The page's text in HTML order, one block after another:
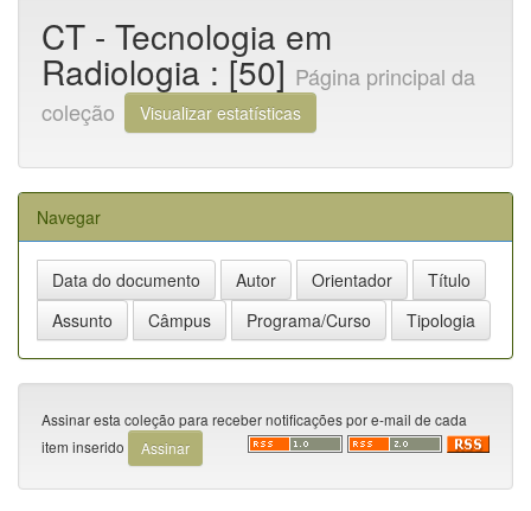
CT - Tecnologia em
Radiologia : [50] Página principal da
coleção
Visualizar estatísticas
Navegar
Assinar esta coleção para receber notificações por e-mail de cada
item inserido